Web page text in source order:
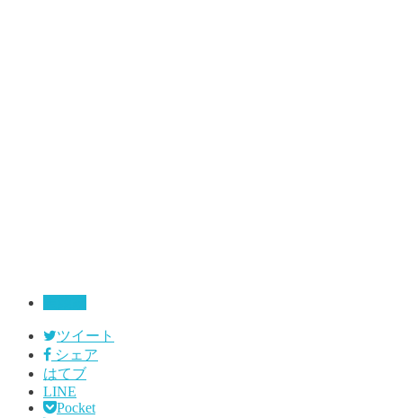
ツイート
シェア
はてブ
LINE
Pocket